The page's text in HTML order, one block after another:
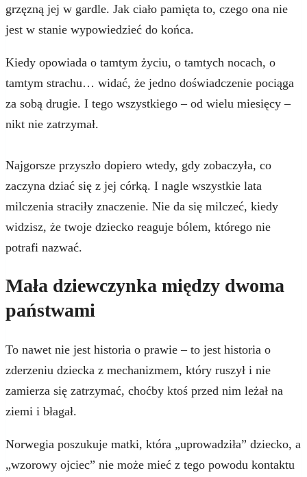
grzęzną jej w gardle. Jak ciało pamięta to, czego ona nie
jest w stanie wypowiedzieć do końca.
Kiedy opowiada o tamtym życiu, o tamtych nocach, o
tamtym strachu… widać, że jedno doświadczenie pociąga
za sobą drugie. I tego wszystkiego – od wielu miesięcy –
nikt nie zatrzymał.
Najgorsze przyszło dopiero wtedy, gdy zobaczyła, co
zaczyna dziać się z jej córką. I nagle wszystkie lata
milczenia straciły znaczenie. Nie da się milczeć, kiedy
widzisz, że twoje dziecko reaguje bólem, którego nie
potrafi nazwać.
Mała dziewczynka między dwoma
państwami
To nawet nie jest historia o prawie – to jest historia o
zderzeniu dziecka z mechanizmem, który ruszył i nie
zamierza się zatrzymać, choćby ktoś przed nim leżał na
ziemi i błagał.
Norwegia poszukuje matki, która „uprowadziła” dziecko, a
„wzorowy ojciec” nie może mieć z tego powodu kontaktu